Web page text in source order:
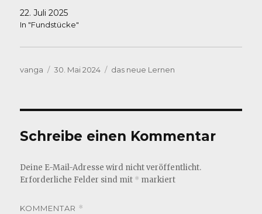
22. Juli 2025
In "Fundstücke"
Autor
vanga
Veröffentlicht
30. Mai 2024 Kategorien
das neue Lernen
Schreibe einen Kommentar
Deine E-Mail-Adresse wird nicht veröffentlicht.
Erforderliche Felder sind mit * markiert
KOMMENTAR *